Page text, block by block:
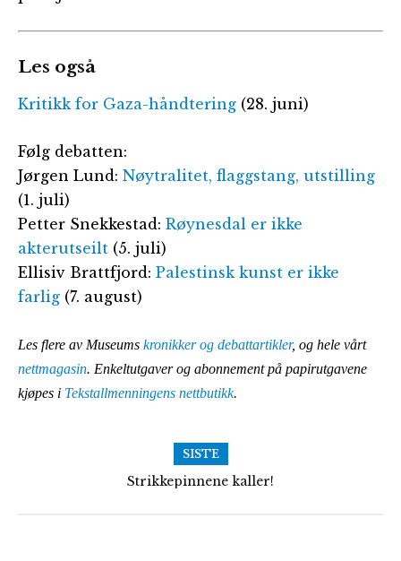
Les også
Kritikk for Gaza-håndtering (28. juni)
Følg debatten:
Jørgen Lund: Nøytralitet, flaggstang, utstilling
(1. juli)
Petter Snekkestad: Røynesdal er ikke
akterutseilt (5. juli)
Ellisiv Brattfjord: Palestinsk kunst er ikke
farlig (7. august)
Les flere av Museums kronikker og debattartikler, og hele vårt
nettmagasin. Enkeltutgaver og abonnement på papirutgavene
kjøpes i Tekstallmenningens nettbutikk.
SISTE
Strikkepinnene kaller!